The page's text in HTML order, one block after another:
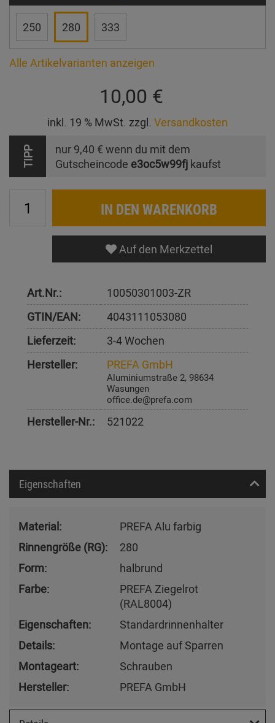
250 280 333
Alle Artikelvarianten anzeigen
10,00 €
inkl. 19 % MwSt. zzgl. Versandkosten
TIPP nur 9,40 € wenn du mit dem
Gutscheincode e3oc5w99fj kaufst
IN DEN WARENKORB
Auf den Merkzettel
Art.Nr.:
10050301003-ZR
GTIN/EAN:
4043111053080
Lieferzeit:
3-4 Wochen
Hersteller:
PREFA GmbH
Aluminiumstraße 2, 98634
Wasungen
office.de@prefa.com
Hersteller-Nr.: 521022
Eigenschaften
Material:
PREFA Alu farbig
Rinnengröße (RG):
280
Form:
halbrund
Farbe:
PREFA Ziegelrot
(RAL8004)
Eigenschaften:
Standardrinnenhalter
Details:
Montage auf Sparren
Montageart:
Schrauben
Hersteller:
PREFA GmbH